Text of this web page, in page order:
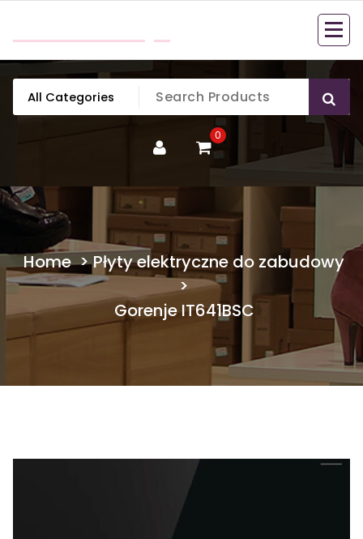
content
0
Home>Płyty elektryczne do zabudowy
>
Gorenje IT641BSC